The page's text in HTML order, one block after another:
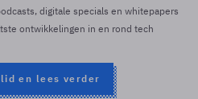
digitale specials en whitepapers
ontwikkelingen in en rond tech
en lees verder